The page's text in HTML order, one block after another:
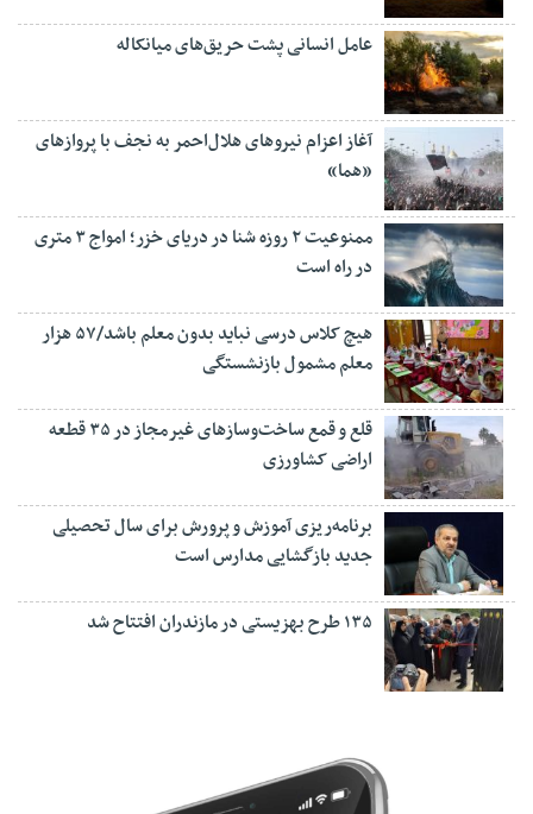
عامل انسانی پشت حریق‌های میانکاله
آغاز اعزام نیروهای هلال‌احمر به نجف با پروازهای
«هما»
ممنوعیت ۲ روزه شنا در دریای خزر؛ امواج ۳ متری
در راه است
هیچ کلاس درسی نباید بدون معلم باشد/۵۷ هزار
معلم مشمول بازنشستگی
قلع و قمع ساخت‌وسازهای غیرمجاز در ۳۵ قطعه
اراضی کشاورزی
برنامه‌ریزی آموزش و پرورش برای سال تحصیلی
جدید بازگشایی مدارس است
۱۳۵ طرح بهزیستی در مازندران افتتاح شد